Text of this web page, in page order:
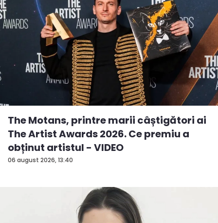
06 august 2026, 13:40
The Motans, printre marii câștigători ai
The Artist Awards 2026. Ce premiu a
obținut artistul - VIDEO